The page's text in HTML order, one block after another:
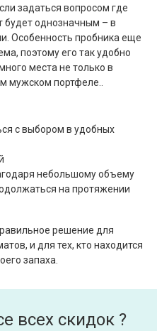
задаться вопросом где
будет однозначным – в
Особенность пробника еще
поэтому его так удобно
места не только в
мужском портфеле..
с выбором в удобных
небольшому объему
на протяжении
решение для
и для тех, кто находится
запаха.
всех скидок ?